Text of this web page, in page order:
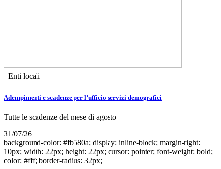
Enti locali
Adempimenti e scadenze per l’ufficio servizi demografici
Tutte le scadenze del mese di agosto
31/07/26
background-color: #fb580a; display: inline-block; margin-right:
10px; width: 22px; height: 22px; cursor: pointer; font-weight: bold;
color: #fff; border-radius: 32px;